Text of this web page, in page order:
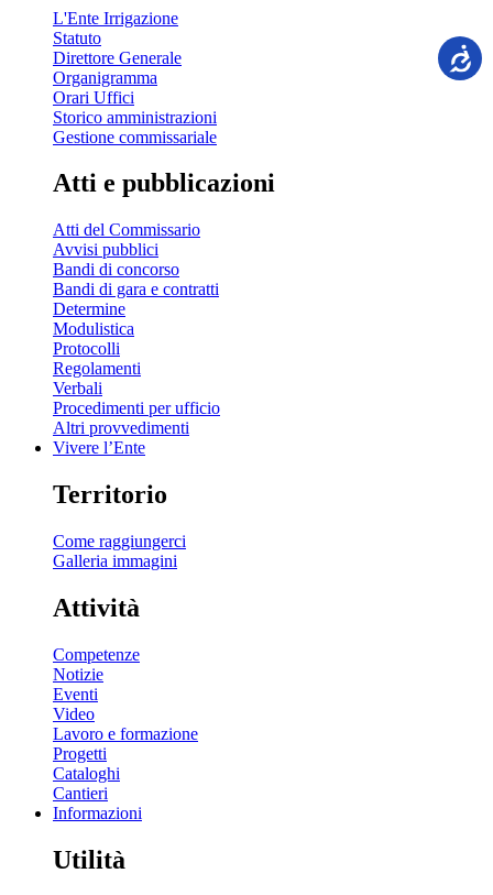
L'Ente Irrigazione
Statuto
Direttore Generale
Organigramma
Orari Uffici
Storico amministrazioni
Gestione commissariale
Atti e pubblicazioni
Atti del Commissario
Avvisi pubblici
Bandi di concorso
Bandi di gara e contratti
Determine
Modulistica
Protocolli
Regolamenti
Verbali
Procedimenti per ufficio
Altri provvedimenti
Vivere l’Ente
Territorio
Come raggiungerci
Galleria immagini
Attività
Competenze
Notizie
Eventi
Video
Lavoro e formazione
Progetti
Cataloghi
Cantieri
Informazioni
Utilità